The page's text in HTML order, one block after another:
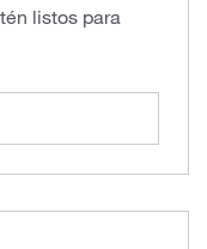
listos para